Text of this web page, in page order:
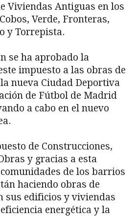
Viviendas Antiguas en los
Verde, Fronteras,
y Torrepista.
se ha aprobado la
impuesto a las obras de
nueva Ciudad Deportiva
de Fútbol de Madrid
a cabo en el nuevo
de Construcciones,
y gracias a esta
de los barrios
haciendo obras de
sus edificios y viviendas
energética y la